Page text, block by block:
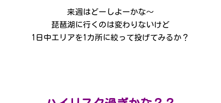
来週はどーしよーかな～
琵琶湖に行くのは変わりないけど
1日中エリアを1カ所に絞って投げてみるか？